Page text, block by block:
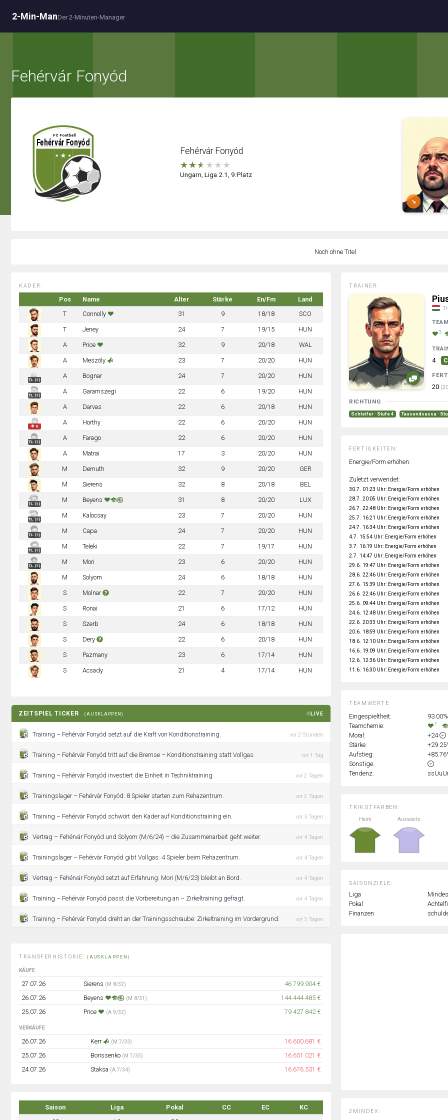
2-Min-ManDer 2-Minuten-Manager
Fehérvár Fonyód
Fehérvár Fonyód
★★★ ★ ★ ★
Ungarn, Liga 2.1, 9.Platz
↘
Noch ohne Titel.
KADER:
Pos Name Alter Stärke En/Fm
Land
T
Connolly 31 9 18/18 SCO
T Jeney 24 7 19/15 HUN
A Price 32 9 20/18 WAL
A Meszöly 23 7 20/20 HUN
TL (1)
A Bognar 24 7 20/20 HUN
TL (1)
A Garamszegi 22 6 19/20 HUN
A Darvas 22 6 20/18 HUN
✚ 6
A Horthy 22 6 20/20 HUN
TL (1)
A Farago 22 6 20/20 HUN
A Matrai 17 3 20/20 HUN
M Demuth 32 9 20/20 GER
M Sierens 32 8 20/18 BEL
TL (1)
M Beyens 31 8 20/20 LUX
TL (1)
M Kalocsay 23 7 20/20 HUN
TL (1)
M Capa 24 7 20/20 HUN
TL (1)
M Teleki 22 7 19/17 HUN
TL (1)
M Mori 23 6 20/20 HUN
M Solyom 24 6 18/18 HUN
S Molnar 22 7 20/20 HUN
S Ronai 21 6 17/12 HUN
S Szerb 24 6 18/18 HUN
S Dery 22 6 20/18 HUN
S Pazmany 23 6 17/14 HUN
S Acsady 21 4 17/14 HUN
ZEITSPIEL TICKER (AUSKLAPPEN) LIVE
Training – Fehérvár Fonyód setzt auf die Kraft von Konditionstraining. vor 2 Stunden
Training – Fehérvár Fonyód tritt auf die Bremse – Konditionstraining statt Vollgas. vor 1 Tag
Training – Fehérvár Fonyód investiert die Einheit in Techniktraining. vor 2 Tagen
Trainingslager – Fehérvár Fonyód: 8 Spieler starten zum Rehazentrum. vor 2 Tagen
Training – Fehérvár Fonyód schwört den Kader auf Konditionstraining ein. vor 3 Tagen
Vertrag – Fehérvár Fonyód und Solyom (M/6/24) – die Zusammenarbeit geht weiter. vor 4 Tagen
Trainingslager – Fehérvár Fonyód gibt Vollgas: 4 Spieler beim Rehazentrum. vor 4 Tagen
Vertrag – Fehérvár Fonyód setzt auf Erfahrung: Mori (M/6/23) bleibt an Bord. vor 4 Tagen
Training – Fehérvár Fonyód passt die Vorbereitung an – Zirkeltraining gefragt. vor 4 Tagen
Training – Fehérvár Fonyód dreht an der Trainingsschraube: Zirkeltraining im Vordergrund. vor 5 Tagen
TRANSFERHISTORIE:(AUSKLAPPEN)
KÄUFE
27.07.26 Sierens (M 8/32)
46.799.904 €
26.07.26
Beyens (M 8/31)
144.444.485 €
25.07.26
Price (A 9/32) 79.427.842 €
VERKÄUFE
26.07.26 Kerr (M 7/33)
16.600.681 €
25.07.26
Borissenko (M 7/33)
16.651.021 €
24.07.26
Staksa (A 7/34) 16.676.531 €
Saison Liga Pokal CC EC
KC
TRIKOTFARBEN:
Heim
Auswärts
SAISONZIELE:
Liga
Pokal
Finanzen
2MINDEX:
TEAMWERTE:
Eingespieltheit:
93.00%
Teamchemie:
7
Moral:
+24
Stärke:
Aufstieg:
Sonstige:
Tendenz:
TRAINER:
3
4
20
RICHTUNG
Schleifer · Stufe 4 Tausendsassa ·
FERTIGKEITEN:
Energie/Form erhöhen:
Zuletzt verwendet:
30.7. 01:23 Uhr: Energie/Form erhöhen
28.7. 20:05 Uhr: Energie/Form erhöhen
26.7. 22:48 Uhr: Energie/Form erhöhen
25.7. 16:21 Uhr: Energie/Form erhöhen
24.7. 16:34 Uhr: Energie/Form erhöhen
4.7. 15:54 Uhr: Energie/Form erhöhen
3.7. 16:19 Uhr: Energie/Form erhöhen
2.7. 14:47 Uhr: Energie/Form erhöhen
29.6. 19:47 Uhr: Energie/Form erhöhen
28.6. 22:46 Uhr: Energie/Form erhöhen
27.6. 15:39 Uhr: Energie/Form erhöhen
26.6. 22:46 Uhr: Energie/Form erhöhen
25.6. 09:44 Uhr: Energie/Form erhöhen
24.6. 12:48 Uhr: Energie/Form erhöhen
22.6. 20:33 Uhr: Energie/Form erhöhen
20.6. 18:59 Uhr: Energie/Form erhöhen
18.6. 12:10 Uhr: Energie/Form erhöhen
16.6. 19:09 Uhr: Energie/Form erhöhen
12.6. 12:36 Uhr: Energie/Form erhöhen
11.6. 16:30 Uhr: Energie/Form erhöhen